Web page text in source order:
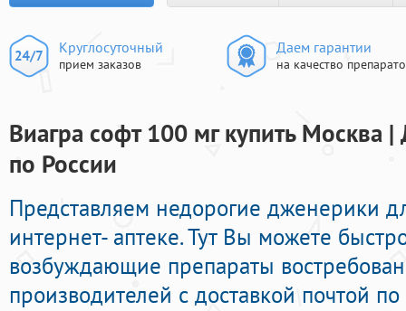
Круглосуточный
прием заказов
Даем гарантии
на качество
Виагра софт 100 мг купить Москва |
по России
Представляем недорогие дженерики
интернет- аптеке. Тут Вы можете
возбуждающие препараты
производителей с доставкой почтой